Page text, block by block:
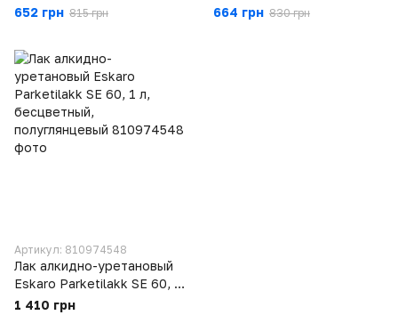
бесцветный, глянцевый
652 грн 815 грн
0,75 л, бесцветный,
664 грн 830 грн
Артикул: 810974548
Лак алкидно-уретановый
Eskaro Parketilakk SE 60, 1
л, бесцветный,
1 410 грн